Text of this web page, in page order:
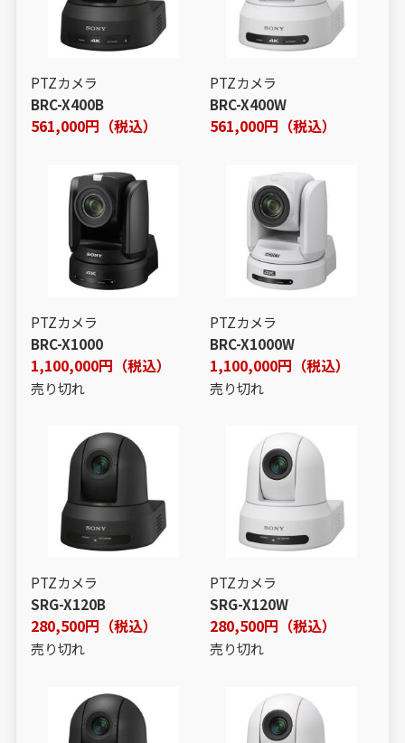
PTZカメラ
BRC-X400B
561,000円（税込）
PTZカメラ
BRC-X400W
561,000円（税込）
PTZカメラ
BRC-X1000
1,100,000円（税込）
売り切れ
PTZカメラ
BRC-X1000W
1,100,000円（税込）
売り切れ
PTZカメラ
SRG-X120B
280,500円（税込）
売り切れ
PTZカメラ
SRG-X120W
280,500円（税込）
売り切れ